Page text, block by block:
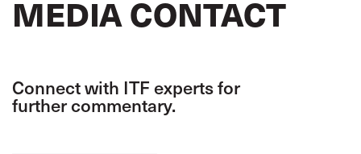
MEDIA CONTACT
Connect with ITF experts for
further commentary.